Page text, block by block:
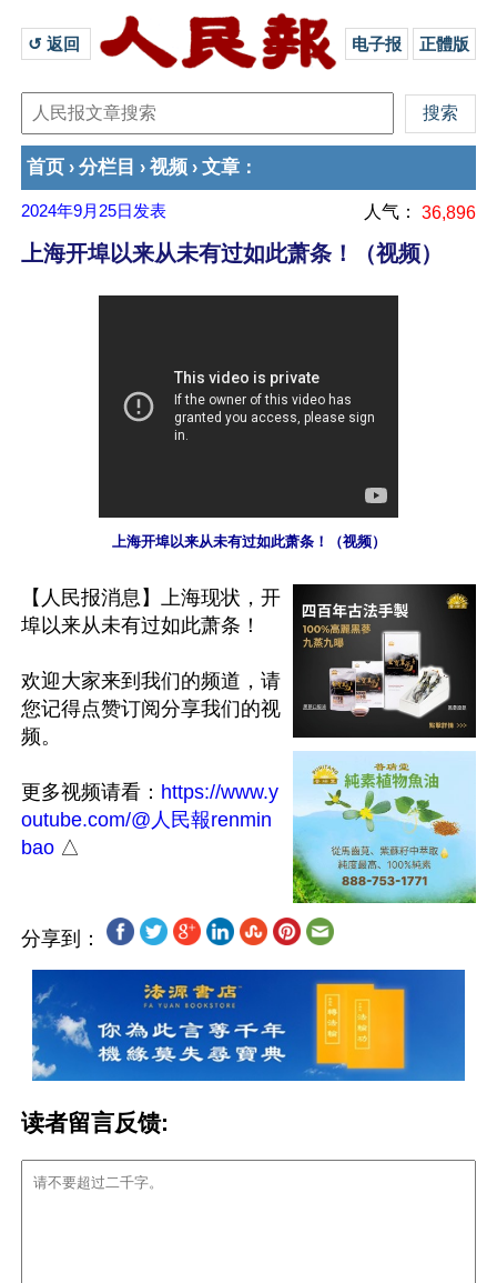
↺ 返回 电子报 正體版
首页 › 分栏目 › 视频 › 文章 ：
2024年9月25日 发表 人气： 36,896
上海开埠以来从未有过如此萧条！（视频）
上海开埠以来从未有过如此萧条！（视频）
【人民报消息】上海现状，开
埠以来从未有过如此萧条！
欢迎大家来到我们的频道，请
您记得点赞订阅分享我们的视
频。
更多视频请看： https://www.y
outube.com/@人民報renmin
bao
分享到：
读者留言反馈: